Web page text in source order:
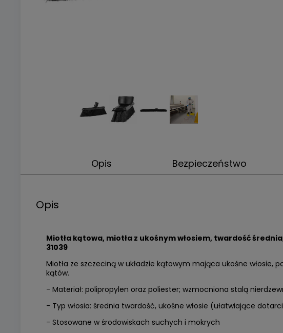
Opis Bezpieczeństwo
Opis
Miotła kątowa, miotła z ukośnym włosiem, twardość
31039
Miotła ze szczeciną w układzie kątowym mająca ukośne włosie,
kątów.
- Materiał: polipropylen oraz poliester; wzmocniona stalą
- Typ włosia: średnia twardość, ukośne włosie (ułatwiające
- Stosowane w środowiskach suchych i mokrych